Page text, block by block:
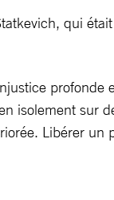
qui
sur
Libérer un